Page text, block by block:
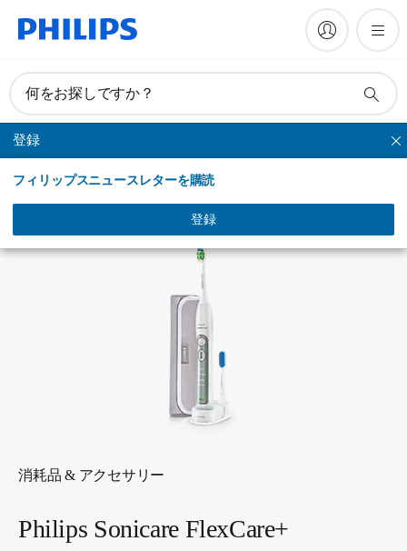
何をお探しですか？
登録
フィリップスニュースレターを購読
登録
フレックスケアープラス
消耗品 & アクセサリー
Philips Sonicare FlexCare+